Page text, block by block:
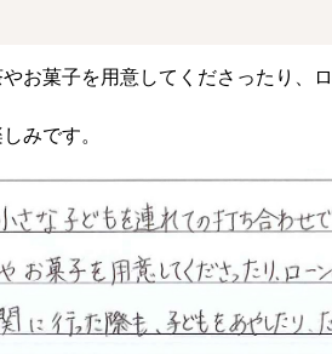
お菓子を用意してくださったり、
みです。